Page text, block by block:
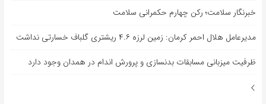
خبرنگار سلامت؛ رکن چهارم حکمرانی سلامت
مدیرعامل هلال احمر کرمان: زمین لرزه ۴.۶ ریشتری گلباف خسارتی نداشت
ظرفیت میزبانی مسابقات بدنسازی و پرورش اندام در همدان وجود دارد